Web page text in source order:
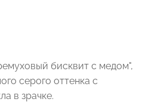
бисквит с медом",
серого оттенка с
в зрачке.